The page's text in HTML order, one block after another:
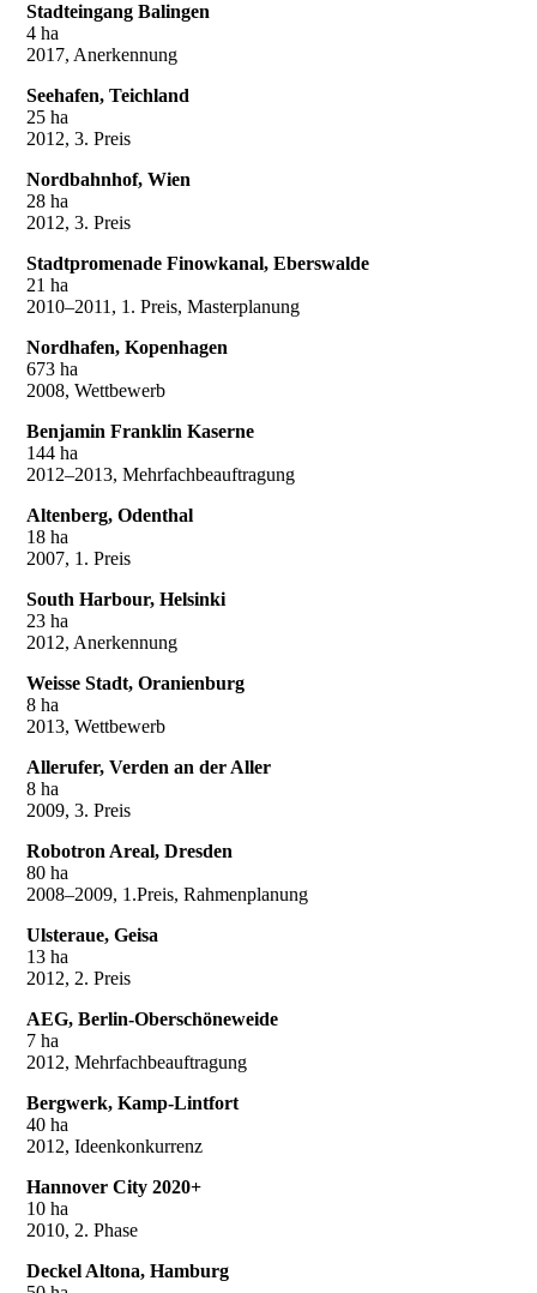
Stadteingang Balingen
4 ha
2017, Anerkennung
Seehafen, Teichland
25 ha
2012, 3. Preis
Nordbahnhof, Wien
28 ha
2012, 3. Preis
Stadtpromenade Finowkanal, Eberswalde
21 ha
2010–2011, 1. Preis, Masterplanung
Nordhafen, Kopenhagen
673 ha
2008, Wettbewerb
Benjamin Franklin Kaserne
144 ha
2012–2013, Mehrfachbeauftragung
Altenberg, Odenthal
18 ha
2007, 1. Preis
South Harbour, Helsinki
23 ha
2012, Anerkennung
Weisse Stadt, Oranienburg
8 ha
2013, Wettbewerb
Allerufer, Verden an der Aller
8 ha
2009, 3. Preis
Robotron Areal, Dresden
80 ha
2008–2009, 1.Preis, Rahmenplanung
Ulsteraue, Geisa
13 ha
2012, 2. Preis
AEG, Berlin-Oberschöneweide
7 ha
2012, Mehrfachbeauftragung
Bergwerk, Kamp-Lintfort
40 ha
2012, Ideenkonkurrenz
Hannover City 2020+
10 ha
2010, 2. Phase
Deckel Altona, Hamburg